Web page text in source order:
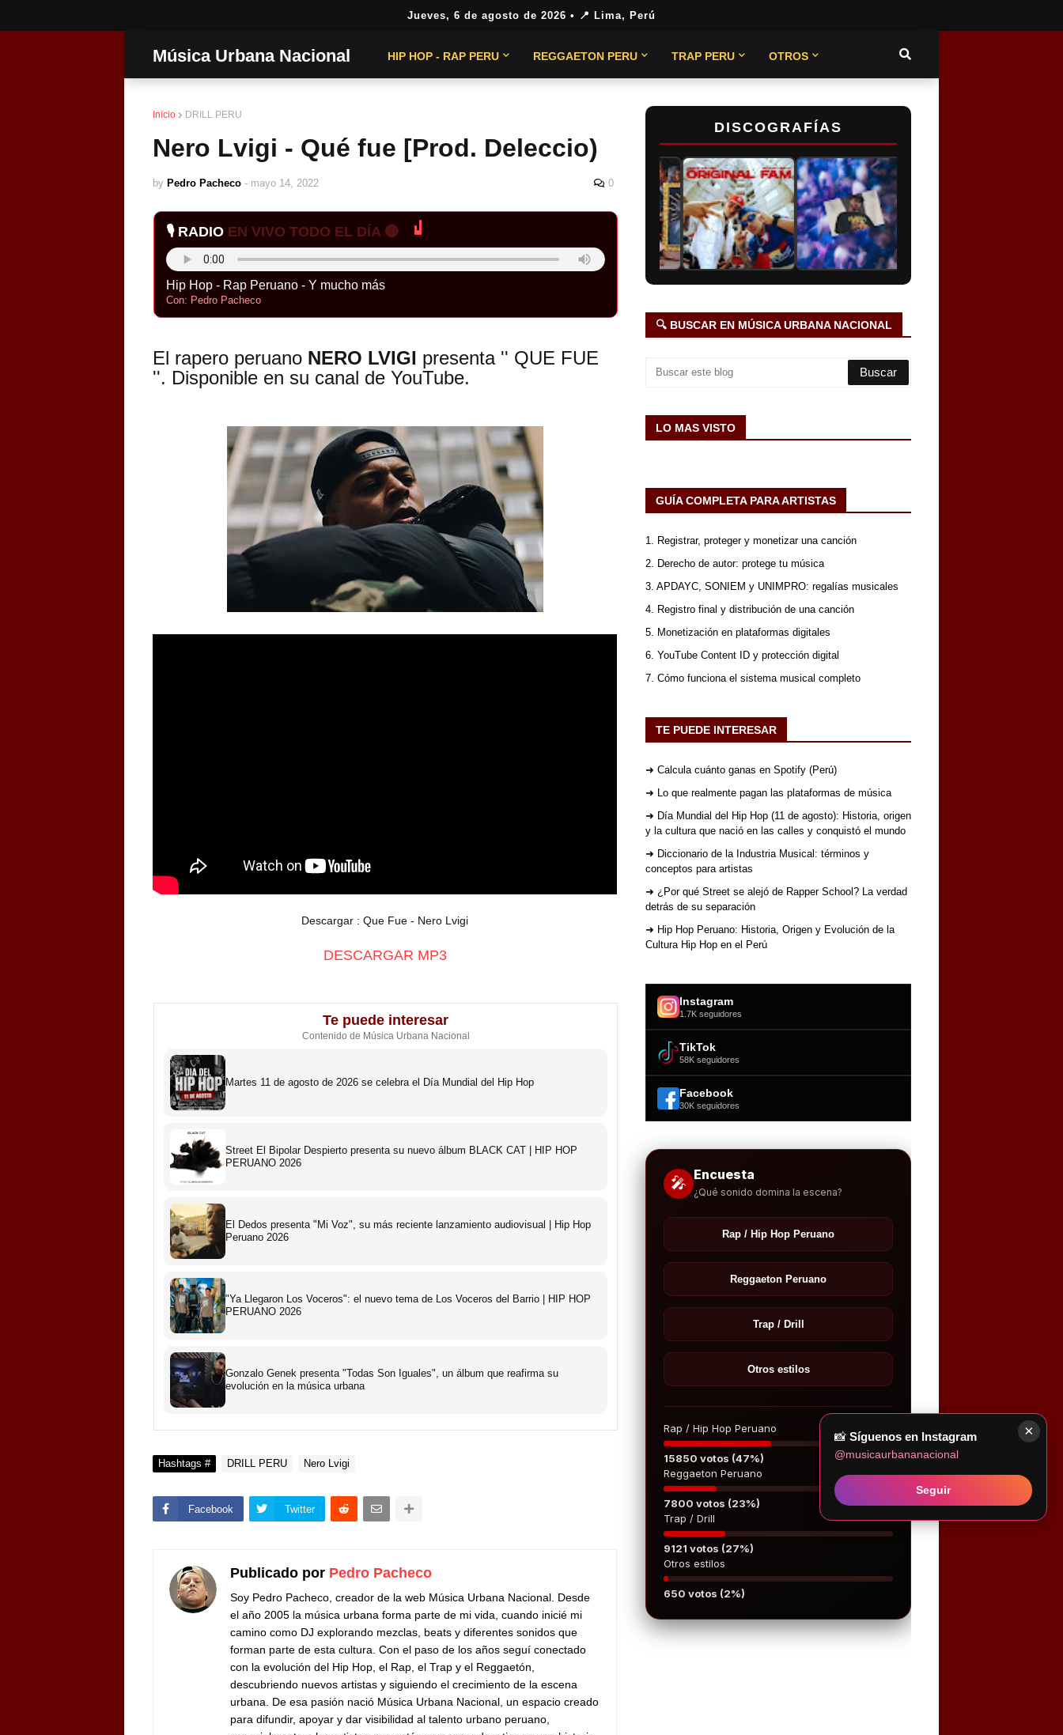
Jueves, 6 de agosto de 2026 • 📍 Lima, Perú
Música Urbana Nacional HIP HOP - RAP PERU REGGAETON PERU TRAP PERU OTROS
Inicio DRILL PERU
Nero Lvigi - Qué fue [Prod. Deleccio)
by Pedro Pacheco - mayo 14, 2022 0
🎙️ RADIO EN VIVO TODO EL DÍA 🔴
Hip Hop - Rap Peruano - Y mucho más
Con: Pedro Pacheco
El rapero peruano NERO LVIGI presenta '' QUE FUE
''. Disponible en su canal de YouTube.
Descargar : Que Fue - Nero Lvigi
DESCARGAR MP3
Te puede interesar
Contenido de Música Urbana Nacional
Martes 11 de agosto de 2026 se celebra el Día Mundial del Hip Hop
Street El Bipolar Despierto presenta su nuevo álbum BLACK CAT | HIP HOP
PERUANO 2026
El Dedos presenta "Mi Voz", su más reciente lanzamiento audiovisual | Hip Hop
Peruano 2026
"Ya Llegaron Los Voceros": el nuevo tema de Los Voceros del Barrio | HIP HOP
PERUANO 2026
Gonzalo Genek presenta "Todas Son Iguales", un álbum que reafirma su
evolución en la música urbana
Hashtags # DRILL PERU Nero Lvigi
Facebook Twitter
Publicado por Pedro Pacheco
Soy Pedro Pacheco, creador de la web Música Urbana Nacional. Desde
el año 2005 la música urbana forma parte de mi vida, cuando inicié mi
camino como DJ explorando mezclas, beats y diferentes sonidos que
forman parte de esta cultura. Con el paso de los años seguí conectado
con la evolución del Hip Hop, el Rap, el Trap y el Reggaetón,
descubriendo nuevos artistas y siguiendo el crecimiento de la escena
urbana. De esa pasión nació Música Urbana Nacional, un espacio creado
para difundir, apoyar y dar visibilidad al talento urbano peruano,
DISCOGRAFÍAS
🔍 BUSCAR EN MÚSICA URBANA NACIONAL
LO MAS VISTO
GUÍA COMPLETA PARA ARTISTAS
1. Registrar, proteger y monetizar una canción
2. Derecho de autor: protege tu música
3. APDAYC, SONIEM y UNIMPRO: regalías musicales
4. Registro final y distribución de una canción
5. Monetización en plataformas digitales
6. YouTube Content ID y protección digital
7. Cómo funciona el sistema musical completo
TE PUEDE INTERESAR
➜ Calcula cuánto ganas en Spotify (Perú)
➜ Lo que realmente pagan las plataformas de música
➜ Día Mundial del Hip Hop (11 de agosto): Historia, origen
y la cultura que nació en las calles y conquistó el mundo
➜ Diccionario de la Industria Musical: términos y
conceptos para artistas
➜ ¿Por qué Street se alejó de Rapper School? La verdad
detrás de su separación
➜ Hip Hop Peruano: Historia, Origen y Evolución de la
Cultura Hip Hop en el Perú
Instagram
1.7K seguidores
TikTok
58K seguidores
Facebook
30K seguidores
🎤 Encuesta
¿Qué sonido domina la escena?
Rap / Hip Hop Peruano
Reggaeton Peruano
Trap / Drill
Otros estilos
Rap / Hip Hop Peruano
15850 votos (47%)
Reggaeton Peruano
7800 votos (23%)
Trap / Drill
9121 votos (27%)
Otros estilos
650 votos (2%)
×
📸 Síguenos en Instagram
@musicaurbananacional
Seguir